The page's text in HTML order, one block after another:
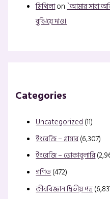
মিথিলাon`আমার সারা
বুঝিয়ে দাও।
Categories
Uncategorized(11)
ইংরেজি – গ্রামার(6,307)
ইংরেজি – ভোকাবুলারি
গণিত(472)
জীববিজ্ঞান দ্বিতীয় পত্র